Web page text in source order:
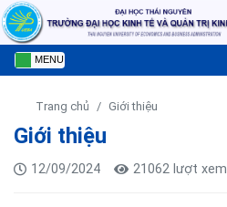
MENU
Trang chủ Giới thiệu
Giới thiệu
12/09/2024 21062 lượt xem